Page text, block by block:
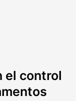
el control